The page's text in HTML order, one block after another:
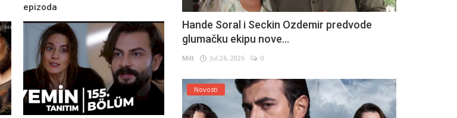
epizoda
Hande Soral i Seckin Ozdemir predvode
glumačku ekipu nove...
Milt Jul 26, 2026 0
Novosti